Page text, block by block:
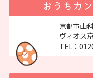
京都市山
ヴィオス
TEL：